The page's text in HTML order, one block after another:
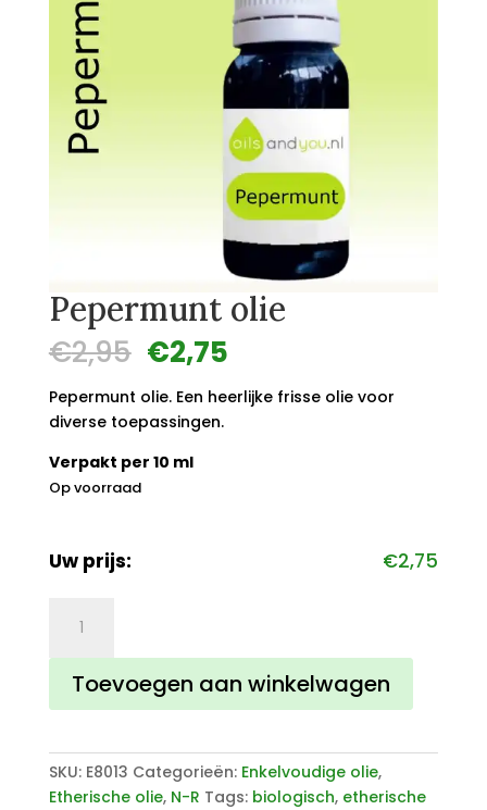
Pepermunt olie
€2,95 Oorspronkelijke
prijs
was:
€2,95.
€2,75Huidige
is:
Pepermunt olie. Een heerlijke frisse olie voor
diverse toepassingen.
Verpakt per 10 ml
Op voorraad
Uw prijs: €2,75
aantal
Toevoegen aan winkelwagen
SKU: E8013 Categorieën: Enkelvoudige olie,
Etherische olie, N-R Tags: biologisch, etherische